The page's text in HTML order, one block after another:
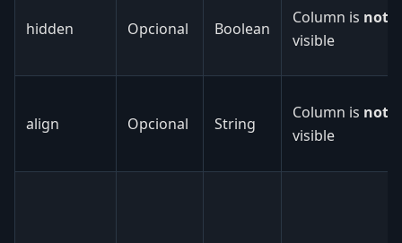
hidden Opcional Boolean
Column is not
visible
align Opcional String
Column is not
visible